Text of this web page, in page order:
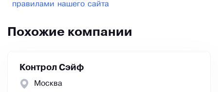
правилами нашего сайта
Похожие компании
Контрол Сэйф
Москва